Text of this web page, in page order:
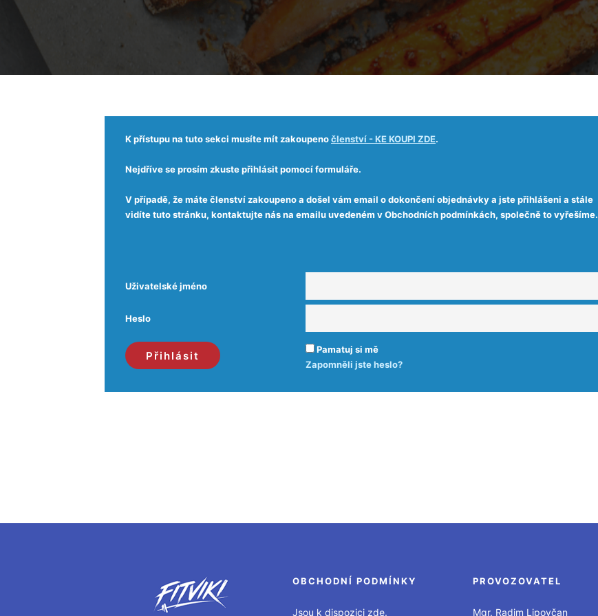
K přístupu na tuto sekci musíte mít zakoupenočlenství - KE KOUPI ZDE.
Nejdříve se prosím zkuste přihlásit pomocí formuláře.
V případě, že máte členství zakoupeno a došel vám email o dokončení objednávky a jste přihlášeni a stále
vidíte tuto stránku, kontaktujte nás na emailu uvedeném v Obchodních podmínkách, společně to vyřešíme.
Uživatelské jméno
Heslo
Pamatuj si mě
Zapomněli jste heslo?
OBCHODNÍ PODMÍNKY
Jsou k dispozici zde.
PROVOZOVATEL
Mgr. Radim Lipovčan